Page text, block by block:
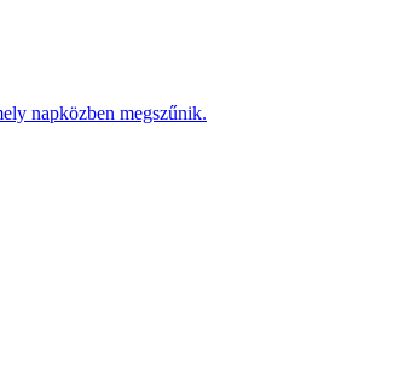
napközben megszűnik.